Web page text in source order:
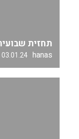
תחזית
hanas
03.01.24